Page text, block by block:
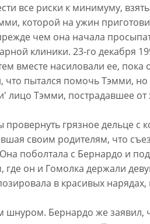
все риски к минимуму,
которой на ужин
чем она начала
клиники. 23-го декабря
вместе насиловали ее, пока
пытался помочь Тэмми, но
лицо Тэмми, пострадавшее
грязное дельце с
своим родителям, что
поболтала с Бернардо и
где он и Гомолка держали
в красивых
Бернардо же заявил,